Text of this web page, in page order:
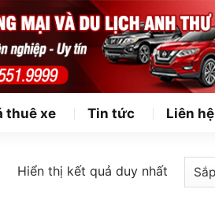
thuê xe Tin tức Liên hệ
Hiển thị kết quả duy nhất